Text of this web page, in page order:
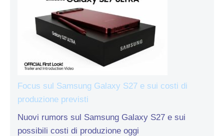
Focus sul Samsung Galaxy S27 e sui costi di
produzione previsti
Nuovi rumors sul Samsung Galaxy S27 e sui
possibili costi di produzione oggi